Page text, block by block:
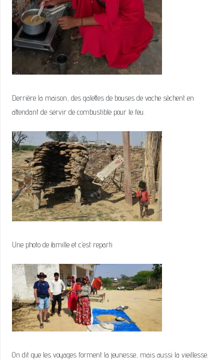
Derrière la maison, des galettes de bouses de vache sèchent en
attendant de servir de combustible pour le feu.
Une photo de famille et c’est reparti
On dit que les voyages forment la jeunesse, mais aussi la vieillesse.